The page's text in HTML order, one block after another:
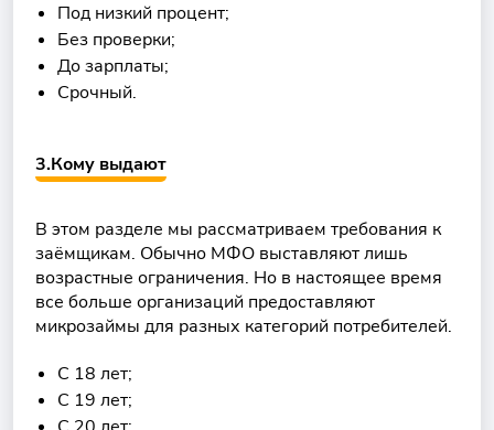
Под низкий процент;
Без проверки;
До зарплаты;
Срочный.
3.Кому выдают
В этом разделе мы рассматриваем требования к
заёмщикам. Обычно МФО выставляют лишь
возрастные ограничения. Но в настоящее время
все больше организаций предоставляют
микрозаймы для разных категорий потребителей.
С 18 лет;
С 19 лет;